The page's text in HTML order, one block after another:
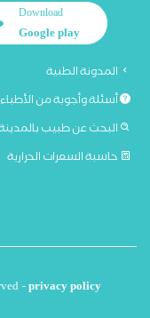
Download
Google play
المدونة الطبية
أسئلة وأجوبة من الأطباء
البحث عن طبيب
حاسبة السعرات الحرارية
-privacy policy